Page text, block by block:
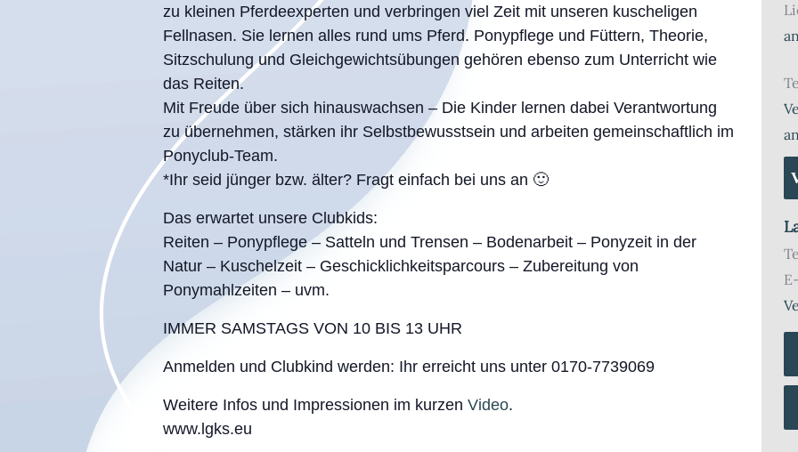
zu kleinen Pferdeexperten und verbringen viel Zeit mit unseren kuscheligen
Fellnasen. Sie lernen alles rund ums Pferd. Ponypflege und Füttern, Theorie,
Sitzschulung und Gleichgewichtsübungen gehören ebenso zum Unterricht wie
das Reiten.
Mit Freude über sich hinauswachsen – Die Kinder lernen dabei Verantwortung
zu übernehmen, stärken ihr Selbstbewusstsein und arbeiten gemeinschaftlich im
Ponyclub-Team.
*Ihr seid jünger bzw. älter? Fragt einfach bei uns an 🙂
Das erwartet unsere Clubkids:
Reiten – Ponypflege – Satteln und Trensen – Bodenarbeit – Ponyzeit in der
Natur – Kuschelzeit – Geschicklichkeitsparcours – Zubereitung von
Ponymahlzeiten – uvm.
IMMER SAMSTAGS VON 10 BIS 13 UHR
Anmelden und Clubkind werden: Ihr erreicht uns unter 0170-7739069
Weitere Infos und Impressionen im kurzen Video.
www.lgks.eu